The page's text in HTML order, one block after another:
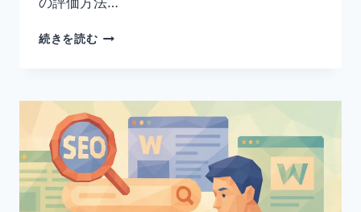
続きを読む生
よ
る
記
事
生
成
で